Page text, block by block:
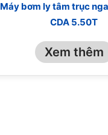
Máy bơm ly tâm trục
CDA 5.50T
Xem thêm